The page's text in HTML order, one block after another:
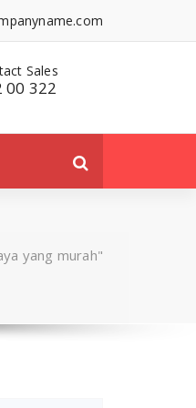
a questions?
yang murah"